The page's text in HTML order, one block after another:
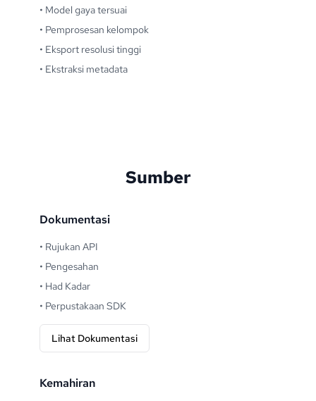
• Model gaya tersuai
• Pemprosesan kelompok
• Eksport resolusi tinggi
• Ekstraksi metadata
Sumber
Dokumentasi
• Rujukan API
• Pengesahan
• Had Kadar
• Perpustakaan SDK
Lihat Dokumentasi
Kemahiran